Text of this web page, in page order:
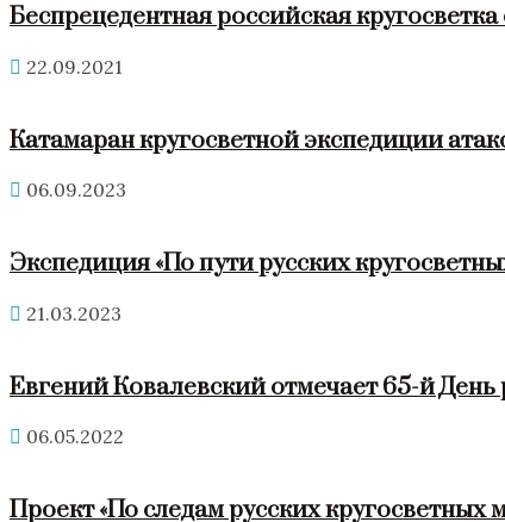
Беспрецедентная российская
22.09.2021
Катамаран кругосветной экспедиции
06.09.2023
Экспедиция «По пути русских
21.03.2023
Евгений Ковалевский отмечает 65-й
06.05.2022
Проект «По следам русских кругосветных